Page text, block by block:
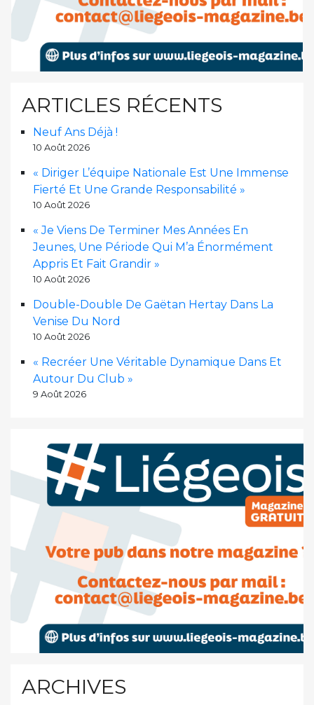
ARTICLES RÉCENTS
Neuf Ans Déjà !
10 Août 2026
« Diriger L’équipe Nationale Est Une Immense
Fierté Et Une Grande Responsabilité »
10 Août 2026
« Je Viens De Terminer Mes Années En
Jeunes, Une Période Qui M’a Énormément
Appris Et Fait Grandir »
10 Août 2026
Double-Double De Gaëtan Hertay Dans La
Venise Du Nord
10 Août 2026
« Recréer Une Véritable Dynamique Dans Et
Autour Du Club »
9 Août 2026
ARCHIVES